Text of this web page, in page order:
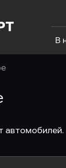
В
автомобилей.